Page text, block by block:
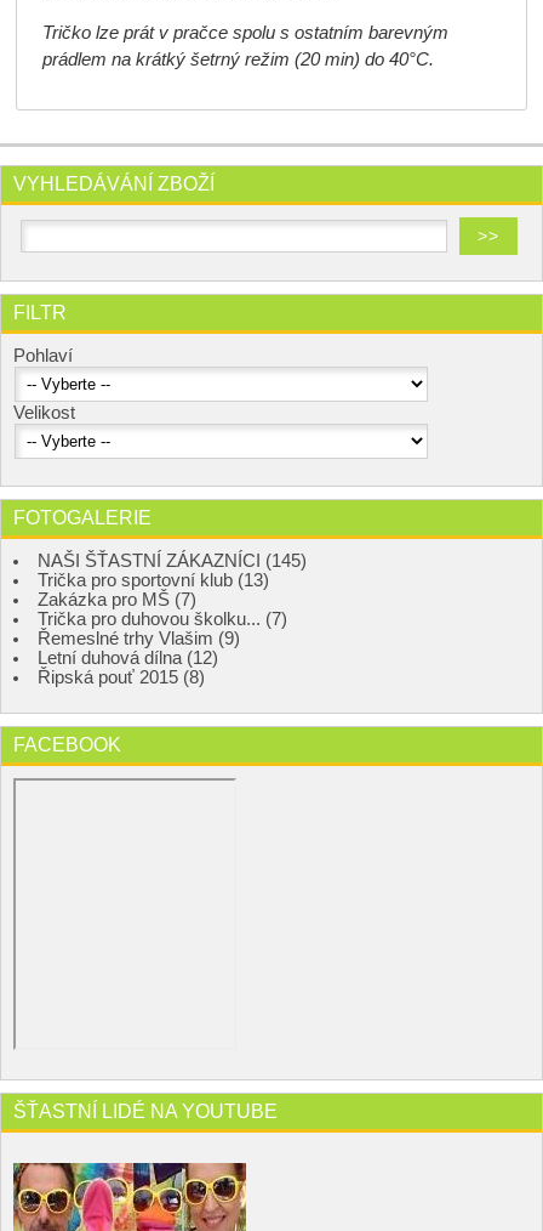
Tričko lze prát v pračce spolu s ostatním barevným
prádlem na krátký šetrný režim (20 min) do 40°C.
VYHLEDÁVÁNÍ ZBOŽÍ
FILTR
Pohlaví
Velikost
FOTOGALERIE
NAŠI ŠŤASTNÍ ZÁKAZNÍCI (145)
Trička pro sportovní klub (13)
Zakázka pro MŠ (7)
Trička pro duhovou školku... (7)
Řemeslné trhy Vlašim (9)
Letní duhová dílna (12)
Řipská pouť 2015 (8)
FACEBOOK
ŠŤASTNÍ LIDÉ NA YOUTUBE